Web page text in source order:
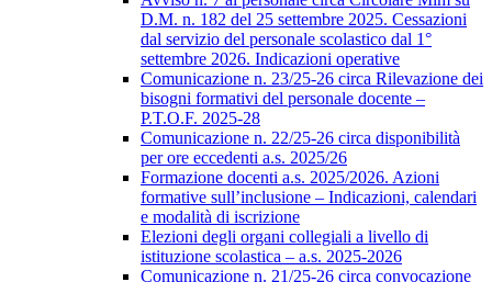
D.M. n. 182 del 25 settembre 2025. Cessazioni
dal servizio del personale scolastico dal 1°
settembre 2026. Indicazioni operative
Comunicazione n. 23/25-26 circa Rilevazione dei
bisogni formativi del personale docente –
P.T.O.F. 2025-28
Comunicazione n. 22/25-26 circa disponibilità
per ore eccedenti a.s. 2025/26
Formazione docenti a.s. 2025/2026. Azioni
formative sull’inclusione – Indicazioni, calendari
e modalità di iscrizione
Elezioni degli organi collegiali a livello di
istituzione scolastica – a.s. 2025-2026
Comunicazione n. 21/25-26 circa convocazione